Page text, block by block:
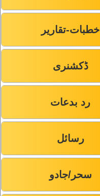
خطبات-تقاریر
ڈکشنری
رد بدعات
رسائل
سحر/جادو